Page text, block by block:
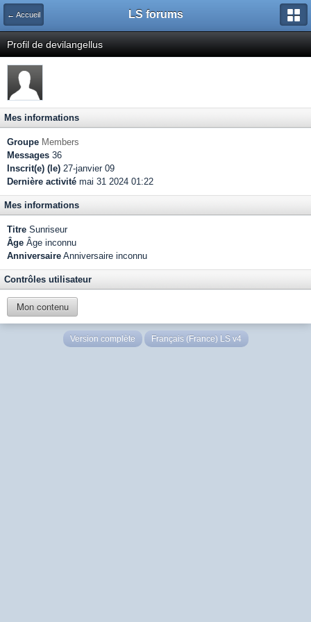
← Accueil LS forums
Profil de devilangellus
Mes informations
Groupe Members
Messages 36
Inscrit(e) (le) 27-janvier 09
Dernière activité mai 31 2024 01:22
Mes informations
Titre Sunriseur
Âge Âge inconnu
Anniversaire Anniversaire inconnu
Contrôles utilisateur
Mon contenu
Version complète Français (France) LS v4